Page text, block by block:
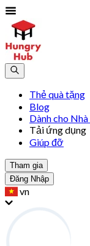
Thẻ quà tặng
Blog
Dành cho Nhà
Tải ứng dụng
Giúp đỡ
Tham gia
Đăng Nhập
vn